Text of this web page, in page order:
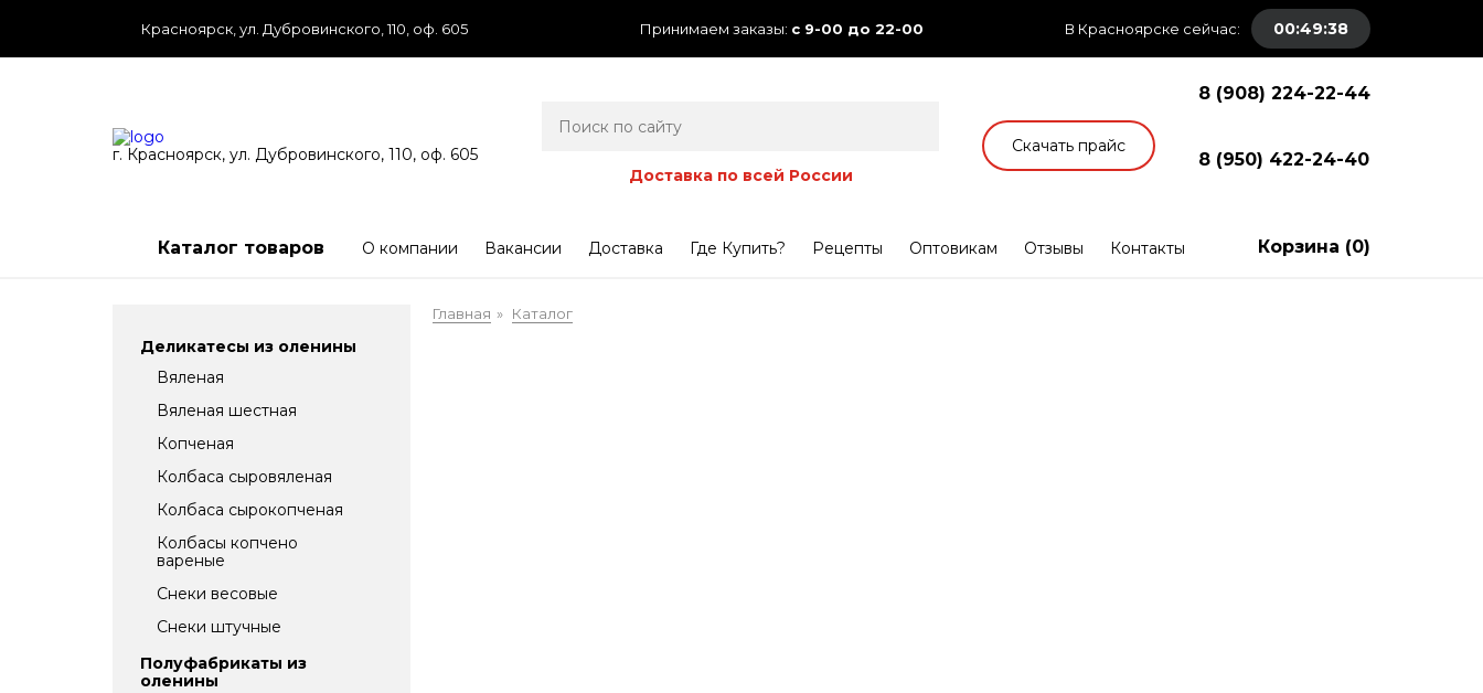
Красноярск, ул. Дубровинского, 110, оф. 605 Принимаем заказы: с 9-00 до 22-00 В Красноярске сейчас: 00:49:38
г. Красноярск, ул. Дубровинского, 110, оф. 605
Доставка по всей России
Скачать прайс
8 (908) 224-22-44
8 (950) 422-24-40
Каталог товаров О компании Вакансии Доставка Где Купить? Рецепты Оптовикам Отзывы Контакты Корзина (0)
Деликатесы из оленины
Вяленая
Вяленая шестная
Копченая
Колбаса сыровяленая
Колбаса сырокопченая
Колбасы копчено
вареные
Снеки весовые
Снеки штучные
Полуфабрикаты из
оленины
Главная » Каталог